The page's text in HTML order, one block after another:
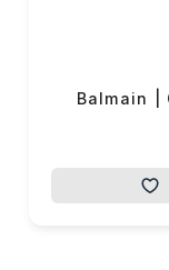
Balmain |
Çatdırılma
Yekun məbləğ